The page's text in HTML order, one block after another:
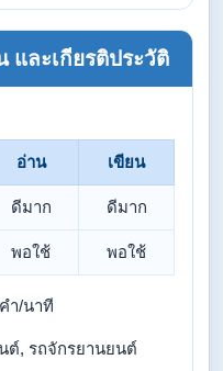
และเกียรติประวัติ
อ่าน เขียน
ดีมาก ดีมาก
พอใช้ พอใช้
ำ/นาที
ต์, รถจักรยานยนต์